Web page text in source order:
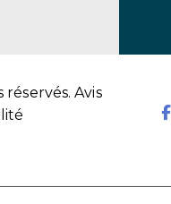
réservés.Avis